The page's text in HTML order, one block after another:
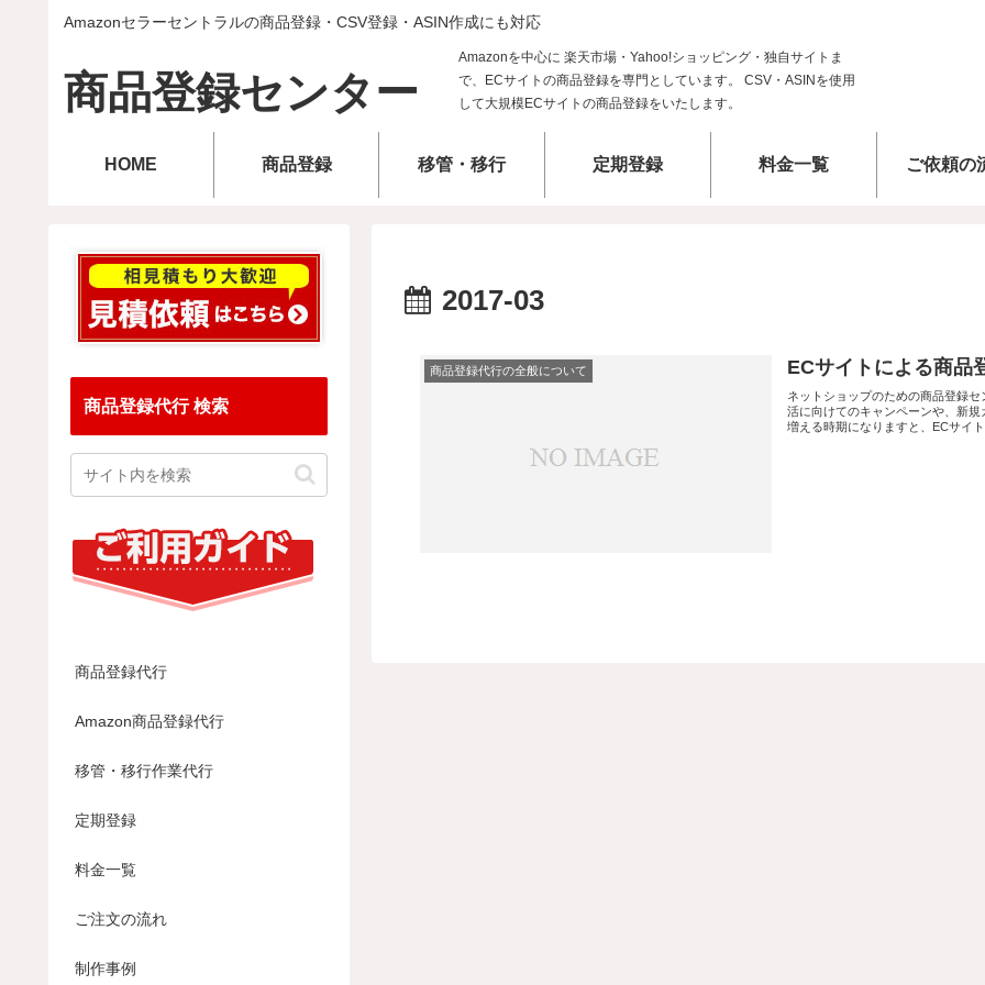
Amazonセラーセントラルの商品登録・CSV登録・ASIN作成にも対応
商品登録センター
HOME 商品登録 移管・移行 定期登録 料金一覧 ご依頼の
2017-03
商品登録代行の全般について ECサイトによる商品
ネットショップのための商品登録
活に向けてのキャンペーンや、新
増える時期になりますと、ECサイト
商品登録代行 検索
商品登録代行
Amazon商品登録代行
移管・移行作業代行
定期登録
料金一覧
ご注文の流れ
制作事例